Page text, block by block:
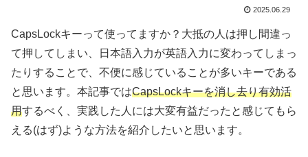
2025.06.29
CapsLockキーって使ってますか？大抵の人は押し間違っ
て押してしまい、日本語入力が英語入力に変わってしまっ
たりすることで、不便に感じていることが多いキーである
と思います。本記事ではCapsLockキーを消し去り有効活
用するべく、実践した人には大変有益だったと感じてもら
える(はず)ような方法を紹介したいと思います。